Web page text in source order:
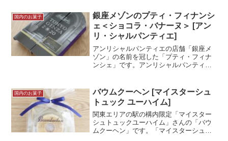
国内のお菓子
銀座メゾンのプティ・フィナンシ
ェ＜ショコラ・バナーヌ＞ [アン
リ・シャルパンティエ]
アンリシャルパンティエの店舗「銀座メ
ゾン」の名前を冠した「プティ・フィナ
ンシェ」です。アンリシャルパンティエ
となっています。試食メモ東京大丸店で
購入。こちらは東京限定品...＜続きを読
む＞
国内のお菓子
バウムクーヘン [マイスターシュ
トュック ユーハイム]
関東エリアの駅の構内限定「マイスター
シュトュックユーハイム」さんの「バウ
ムクーヘン」です。「マイスターシュト